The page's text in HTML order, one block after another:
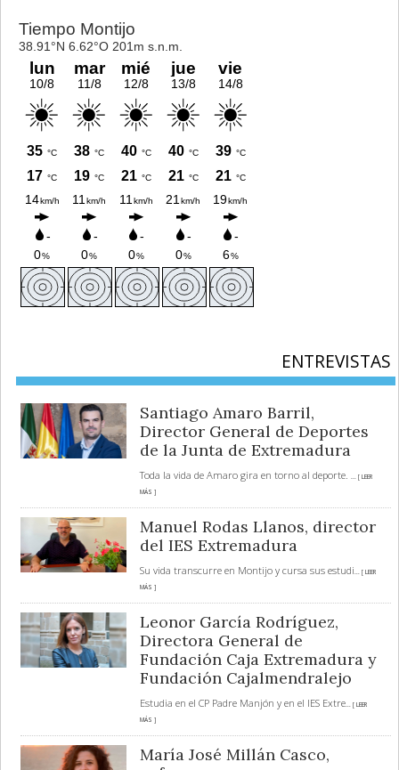
ENTREVISTAS
Santiago Amaro Barril,
Director General de Deportes
de la Junta de Extremadura
Toda la vida de Amaro gira en torno al deporte. ... [ LEER
MÁS ]
Manuel Rodas Llanos, director
del IES Extremadura
Su vida transcurre en Montijo y cursa sus estudi... [ LEER
MÁS ]
Leonor García Rodríguez,
Directora General de
Fundación Caja Extremadura y
Fundación Cajalmendralejo
Estudia en el CP Padre Manjón y en el IES Extre... [ LEER
MÁS ]
María José Millán Casco,